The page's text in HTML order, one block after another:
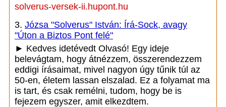
solverus-versek-ii.hupont.hu
3. Józsa "Solverus" István: Írá-Sock, avagy
"Úton a Biztos Pont felé"
► Kedves idetévedt Olvasó! Egy ideje
belevágtam, hogy átnézzem, összerendezzem
eddigi írásaimat, mivel nagyon úgy tűnik túl az
50-en, életem lassan elszalad. Ez a folyamat ma
is tart, és csak remélni, tudom, hogy be is
fejezem egyszer, amit elkezdtem.